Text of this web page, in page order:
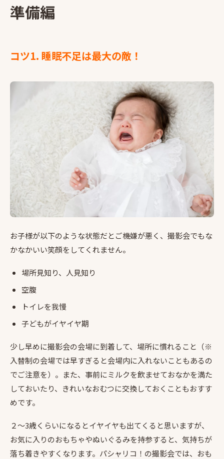
準備編
コツ1. 睡眠不足は最大の敵！
お子様が以下のような状態だとご機嫌が悪く、撮影会でもな
かなかいい笑顔をしてくれません。
場所見知り、人見知り
空腹
トイレを我慢
子どもがイヤイヤ期
少し早めに撮影会の会場に到着して、場所に慣れること（※
入替制の会場では早すぎると会場内に入れないこともあるの
でご注意を）。また、事前にミルクを飲ませておなかを満た
しておいたり、きれいなおむつに交換しておくこともおすす
めです。
２〜3歳くらいになるとイヤイヤも出てくると思いますが、
お気に入りのおもちゃやぬいぐるみを持参すると、気持ちが
落ち着きやすくなります。パシャリコ！の撮影会では、おも